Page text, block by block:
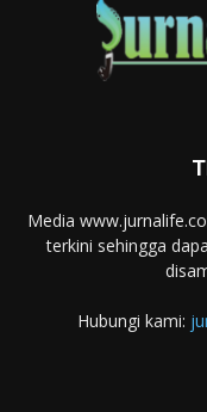
Media
terkini sehingga
Hubungi kami: